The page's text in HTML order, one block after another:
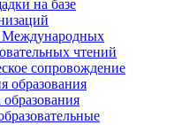
на базе
чтений
сопровождение
образования